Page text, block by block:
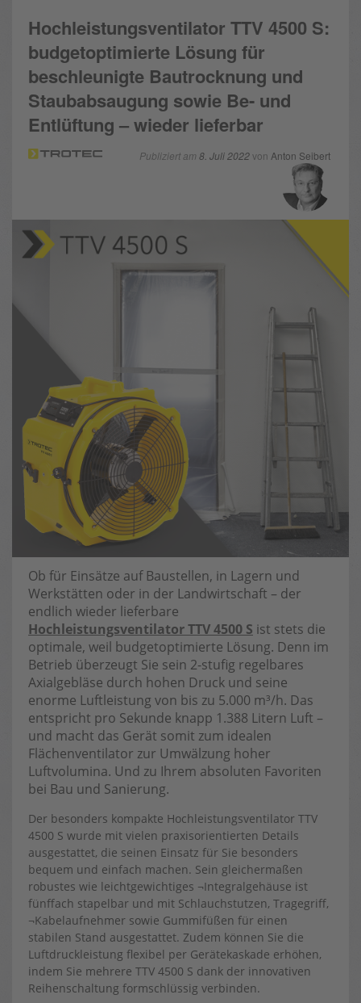
Hochleistungsventilator TTV 4500 S:
budgetoptimierte Lösung für
beschleunigte Bautrocknung und
Staubabsaugung sowie Be- und
Entlüftung – wieder lieferbar
Publiziert am 8. Juli 2022von Anton Seibert
Ob für Einsätze auf Baustellen, in Lagern und
Werkstätten oder in der Landwirtschaft – der
endlich wieder lieferbare
Hochleistungsventilator TTV 4500 S ist stets die
optimale, weil budgetoptimierte Lösung. Denn im
Betrieb überzeugt Sie sein 2-stufig regelbares
Axialgebläse durch hohen Druck und seine
enorme Luftleistung von bis zu 5.000 m³/h. Das
entspricht pro Sekunde knapp 1.388 Litern Luft –
und macht das Gerät somit zum idealen
Flächenventilator zur Umwälzung hoher
Luftvolumina. Und zu Ihrem absoluten Favoriten
bei Bau und Sanierung.
Der besonders kompakte Hochleistungsventilator TTV
4500 S wurde mit vielen praxisorientierten Details
ausgestattet, die seinen Einsatz für Sie besonders
bequem und einfach machen. Sein gleichermaßen
robustes wie leichtgewichtiges ¬Integralgehäuse ist
fünffach stapelbar und mit Schlauchstutzen, Tragegriff,
¬Kabelaufnehmer sowie Gummifüßen für einen
stabilen Stand ausgestattet. Zudem können Sie die
Luftdruckleistung flexibel per Gerätekaskade erhöhen,
indem Sie mehrere TTV 4500 S dank der innovativen
Reihenschaltung formschlüssig verbinden.